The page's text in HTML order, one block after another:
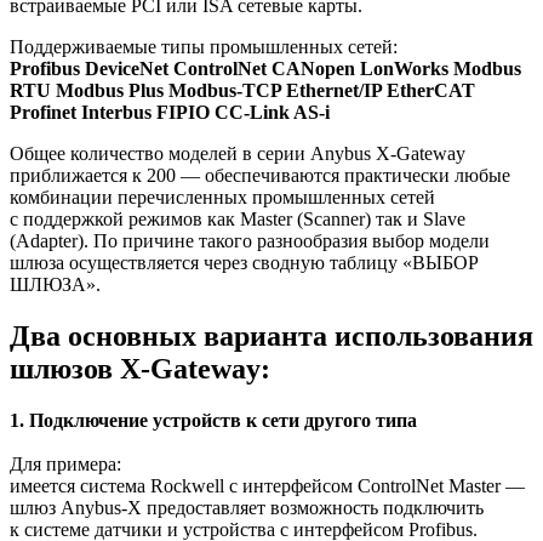
встраиваемые PCI или ISA сетевые карты.
Поддерживаемые типы промышленных сетей:
Profibus DeviceNet ControlNet CANopen LonWorks Modbus
RTU Modbus Plus Modbus-TCP Ethernet/IP EtherCAT
Profinet Interbus FIPIO CC-Link AS-i
Общее количество моделей в серии Anybus X-Gateway
приближается к 200 — обеспечиваются практически любые
комбинации перечисленных промышленных сетей
с поддержкой режимов как Master (Scanner) так и Slave
(Adapter). По причине такого разнообразия выбор модели
шлюза осуществляется через сводную таблицу «ВЫБОР
ШЛЮЗА».
Два основных варианта использования
шлюзов X-Gateway:
1. Подключение устройств к сети другого типа
Для примера:
имеется система Rockwell с интерфейсом ControlNet Master —
шлюз Anybus-X предоставляет возможность подключить
к системе датчики и устройства с интерфейсом Profibus.